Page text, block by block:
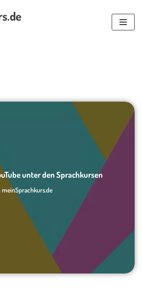
unter den Sprachkursen
meinSprachkurs.de